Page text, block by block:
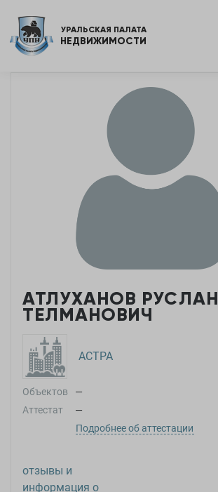
УРАЛЬСКАЯ ПАЛАТА
НЕДВИЖИМОСТИ
АТЛУХАНОВ РУСЛАН
ТЕЛМАНОВИЧ
АСТРА
Объектов
—
Аттестат
—
Подробнее об аттестации
отзывы и
информация о